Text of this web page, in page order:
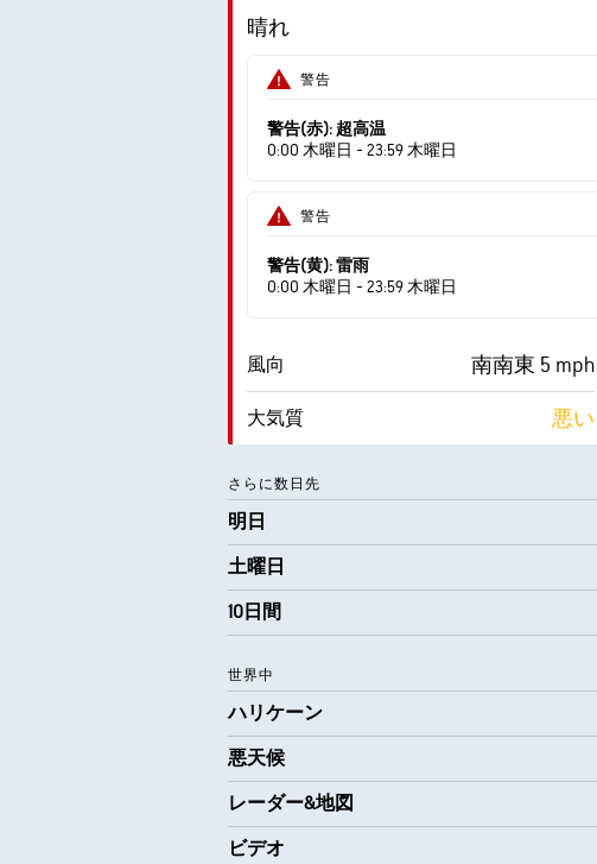
AccuLumen Brightness Index™
晴れ
警告
警告(赤): 超高温
0:00 木曜日 - 23:59 木曜日
警告
警告(黄): 雷雨
0:00 木曜日 - 23:59 木曜日
風向 南南東 5 mph
大気質 悪い
露点
AccuLumen Brightness Index™
1%
さらに数日先
明日
土曜日
10日間
世界中
ハリケーン
悪天候
レーダー&地図
ビデオ